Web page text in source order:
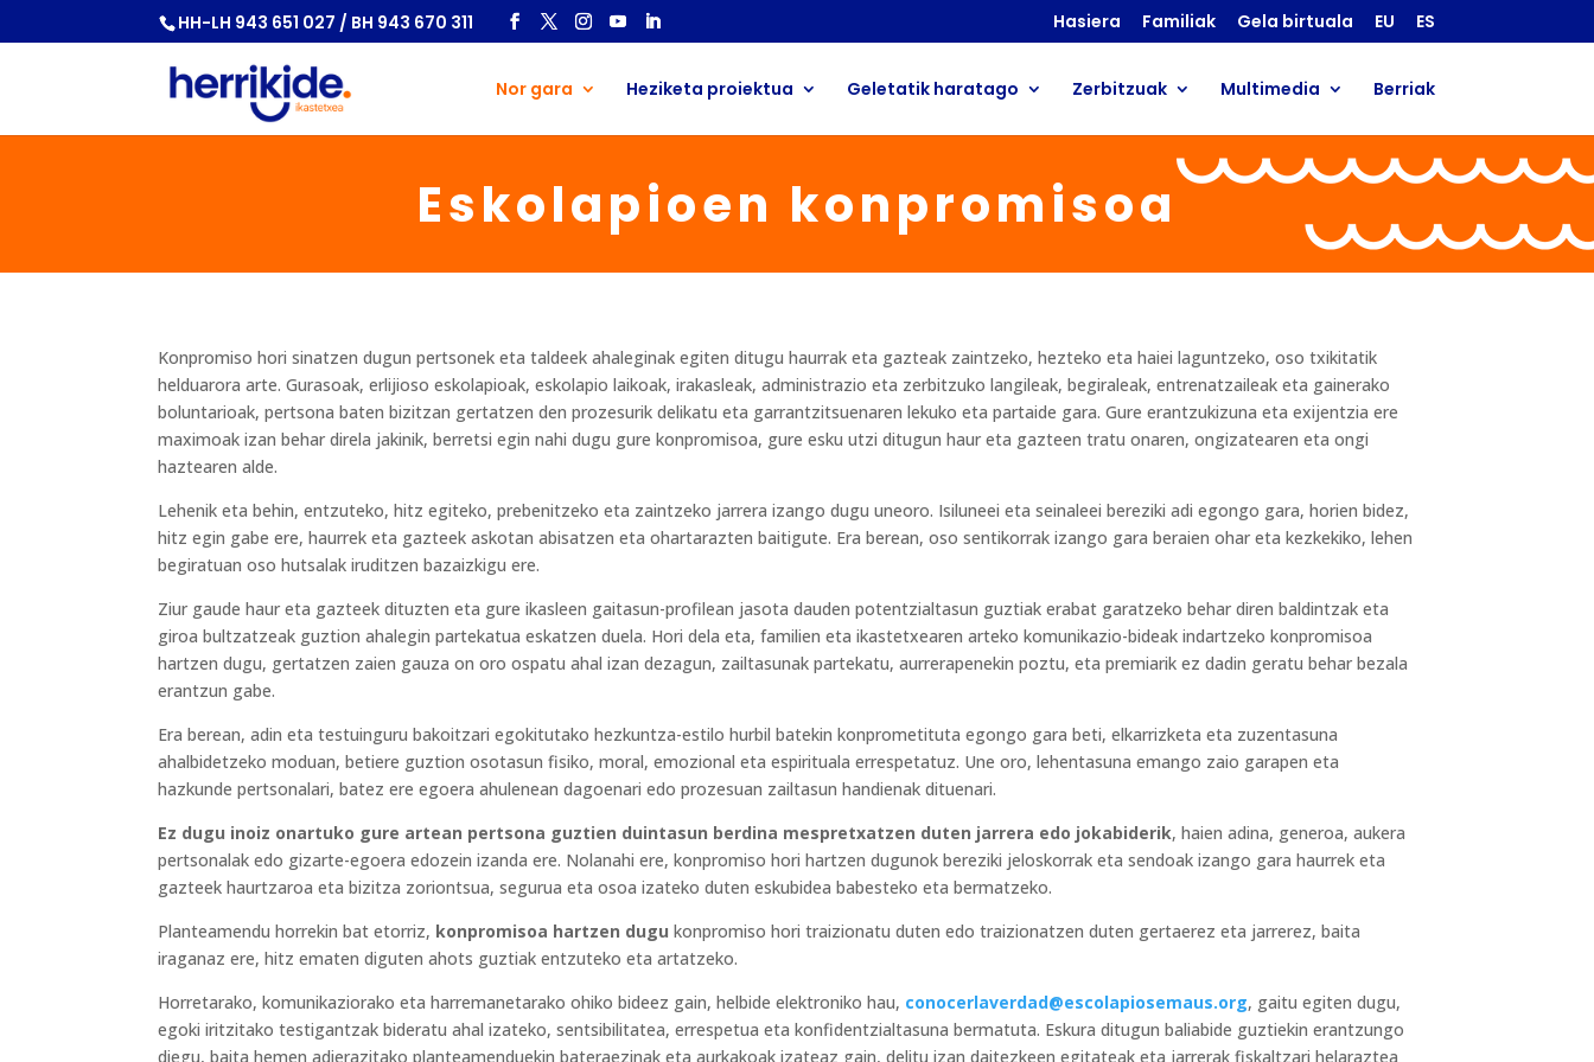
HH-LH 943 651 027 / BH 943 670 311 Hasiera Familiak Gela birtuala EU ES
Nor gara Heziketa proiektua Geletatik haratago Zerbitzuak Multimedia Berriak
Eskolapioen konpromisoa
Konpromiso hori sinatzen dugun pertsonek eta taldeek ahaleginak egiten ditugu haurrak eta gazteak zaintzeko, hezteko eta haiei laguntzeko, oso txikitatik
helduarora arte. Gurasoak, erlijioso eskolapioak, eskolapio laikoak, irakasleak, administrazio eta zerbitzuko langileak, begiraleak, entrenatzaileak eta gainerako
boluntarioak, pertsona baten bizitzan gertatzen den prozesurik delikatu eta garrantzitsuenaren lekuko eta partaide gara. Gure erantzukizuna eta exijentzia ere
maximoak izan behar direla jakinik, berretsi egin nahi dugu gure konpromisoa, gure esku utzi ditugun haur eta gazteen tratu onaren, ongizatearen eta ongi
haztearen alde.
Lehenik eta behin, entzuteko, hitz egiteko, prebenitzeko eta zaintzeko jarrera izango dugu uneoro. Isiluneei eta seinaleei bereziki adi egongo gara, horien bidez,
hitz egin gabe ere, haurrek eta gazteek askotan abisatzen eta ohartarazten baitigute. Era berean, oso sentikorrak izango gara beraien ohar eta kezkekiko, lehen
begiratuan oso hutsalak iruditzen bazaizkigu ere.
Ziur gaude haur eta gazteek dituzten eta gure ikasleen gaitasun-profilean jasota dauden potentzialtasun guztiak erabat garatzeko behar diren baldintzak eta
giroa bultzatzeak guztion ahalegin partekatua eskatzen duela. Hori dela eta, familien eta ikastetxearen arteko komunikazio-bideak indartzeko konpromisoa
hartzen dugu, gertatzen zaien gauza on oro ospatu ahal izan dezagun, zailtasunak partekatu, aurrerapenekin poztu, eta premiarik ez dadin geratu behar bezala
erantzun gabe.
Era berean, adin eta testuinguru bakoitzari egokitutako hezkuntza-estilo hurbil batekin konprometituta egongo gara beti, elkarrizketa eta zuzentasuna
ahalbidetzeko moduan, betiere guztion osotasun fisiko, moral, emozional eta espirituala errespetatuz. Une oro, lehentasuna emango zaio garapen eta
hazkunde pertsonalari, batez ere egoera ahulenean dagoenari edo prozesuan zailtasun handienak dituenari.
Ez dugu inoiz onartuko gure artean pertsona guztien duintasun berdina mespretxatzen duten jarrera edo jokabiderik, haien adina, generoa, aukera
pertsonalak edo gizarte-egoera edozein izanda ere. Nolanahi ere, konpromiso hori hartzen dugunok bereziki jeloskorrak eta sendoak izango gara haurrek eta
gazteek haurtzaroa eta bizitza zoriontsua, segurua eta osoa izateko duten eskubidea babesteko eta bermatzeko.
Planteamendu horrekin bat etorriz, konpromisoa hartzen dugu konpromiso hori traizionatu duten edo traizionatzen duten gertaerez eta jarrerez, baita
iraganaz ere, hitz ematen diguten ahots guztiak entzuteko eta artatzeko.
Horretarako, komunikaziorako eta harremanetarako ohiko bideez gain, helbide elektroniko hau, conocerlaverdad@escolapiosemaus.org, gaitu egiten dugu,
egoki iritzitako testigantzak bideratu ahal izateko, sentsibilitatea, errespetua eta konfidentzialtasuna bermatuta. Eskura ditugun baliabide guztiekin erantzungo
diegu, baita hemen adierazitako planteamenduekin bateraezinak eta aurkakoak izateaz gain, delitu izan daitezkeen egitateak eta jarrerak fiskaltzari helaraztea